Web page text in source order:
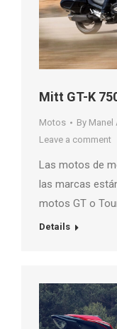
Mitt GT-K
Motos By Manel
Leave a comment
Las motos de
las marcas
motos GT o
Details